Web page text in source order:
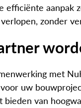
efficiënte aanpak
zonder
met
uw
bieden van